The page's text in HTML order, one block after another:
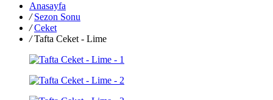
Anasayfa
/ Sezon Sonu
/ Ceket
/ Tafta Ceket - Lime